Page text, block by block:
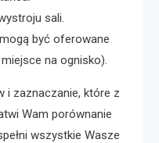
sali.
być oferowane
na ognisko).
i zaznaczanie, które z
Wam porównanie
wszystkie Wasze